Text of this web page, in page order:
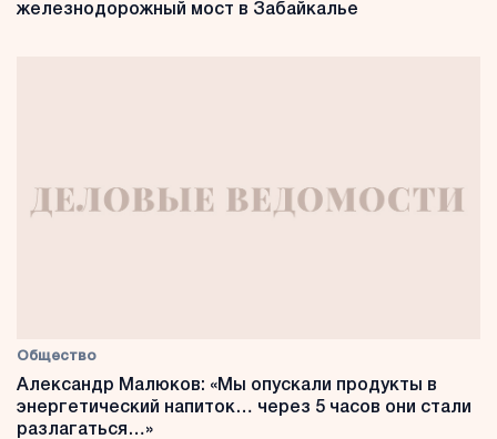
железнодорожный мост в Забайкалье
Общество
Александр Малюков: «Мы опускали продукты в
энергетический напиток… через 5 часов они стали
разлагаться…»